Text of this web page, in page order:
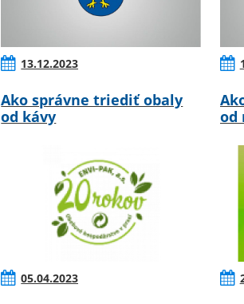
13.12.2023
Ako správne triediť obaly
od kávy
od
05.04.2023